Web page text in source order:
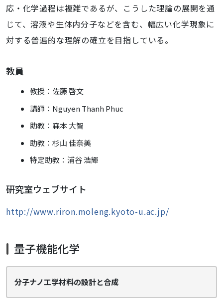
応・化学過程は複雑であるが、こうした理論の展開を通
じて、溶液や生体内分子などを含む、幅広い化学現象に
対する普遍的な理解の確立を目指している。
教員
教授：佐藤 啓文
講師：Nguyen Thanh Phuc
助教：森本 大智
助教：杉山 佳奈美
特定助教：浦谷 浩輝
研究室ウェブサイト
http://www.riron.moleng.kyoto-u.ac.jp/
量子機能化学
分子ナノ工学材料の設計と合成